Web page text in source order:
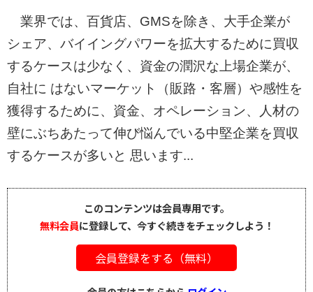
業界では、百貨店、GMSを除き、大手企業が
シェア、バイイングパワーを拡大するために買収
するケースは少なく、資金の潤沢な上場企業が、
自社に はないマーケット（販路・客層）や感性を
獲得するために、資金、オペレーション、人材の
壁にぶちあたって伸び悩んでいる中堅企業を買収
するケースが多いと 思います...
このコンテンツは会員専用です。
無料会員に登録して、今すぐ続きをチェックしよう！
会員登録をする（無料）